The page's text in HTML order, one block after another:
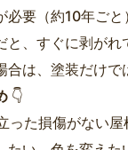
要（約10年ごと）
と、すぐに剥がれ
合は、塗装だけで
👇
った損傷がない屋